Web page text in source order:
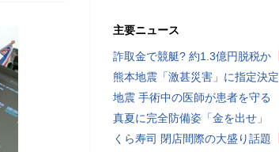
主要ニュース
詐取金で競艇? 約1.3億円脱税か
熊本地震「激甚災害」に指定決定
地震 手術中の医師が患者を守る
真夏に完全防備姿「金を出せ」
くら寿司 閉店間際の大盛り話題